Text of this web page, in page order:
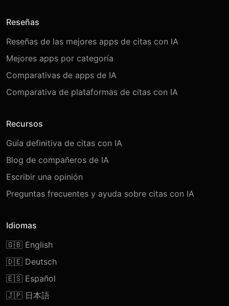
Reseñas
Reseñas de las mejores apps de citas con IA
Mejores apps por categoría
Comparativas de apps de IA
Comparativa de plataformas de citas con IA
Recursos
Guía definitiva de citas con IA
Blog de compañeros de IA
Escribir una opinión
Preguntas frecuentes y ayuda sobre citas con IA
Idiomas
🇬🇧 English
🇩🇪 Deutsch
🇪🇸 Español
🇯🇵 日本語